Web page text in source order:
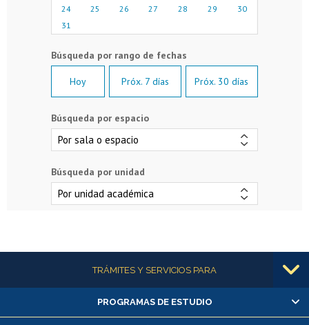
24
25 26 27 28 29
30
31
Hoy Próx. 7 días Próx. 30 días
Búsqueda por espacio
Búsqueda por unidad
Más informaciónTRÁMITES Y SERVICIOS PARA
Alumnas/os y exalumnas/os
PROGRAMAS DE ESTUDIO